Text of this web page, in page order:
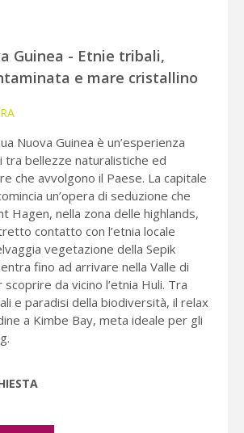
Guinea - Etnie tribali,
e mare cristallino
Nuova Guinea è un’esperienza
tra bellezze naturalistiche ed
che avvolgono il Paese. La capitale
un’opera di seduzione che
Hagen, nella zona delle highlands,
contatto con l’etnia locale
vegetazione della Sepik
fino ad arrivare nella Valle di
da vicino l’etnia Huli. Tra
e paradisi della biodiversità, il relax
a Kimbe Bay, meta ideale per gli